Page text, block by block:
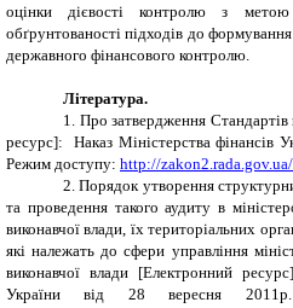
оцінки дієвості контролю з метою
обґрунтованості підходів до
державного фінансового контролю.
Література.
1.
Про затвердження
ресурс]:
Наказ Міністерства
Режим доступу: http://
2. Порядок утворення
та проведення такого аудиту в
виконавчої влади, їх територіальних
які належать до сфери управління
виконавчої влади [Електронний
України від 28 вересня